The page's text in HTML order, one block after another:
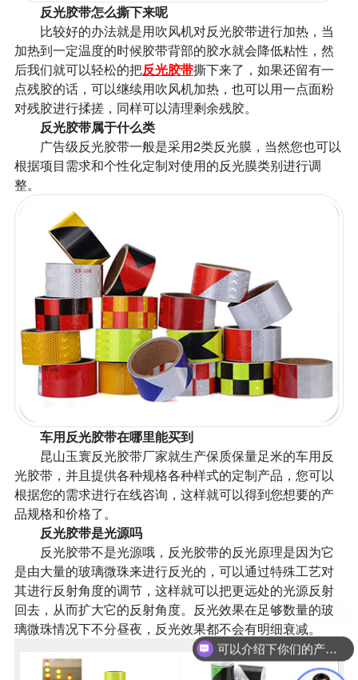
反光胶带怎么撕下来呢
比较好的办法就是用吹风机对反光胶带进行加热，当
加热到一定温度的时候胶带背部的胶水就会降低粘性，然
后我们就可以轻松的把反光胶带撕下来了，如果还留有一
点残胶的话，可以继续用吹风机加热，也可以用一点面粉
对残胶进行揉搓，同样可以清理剩余残胶。
反光胶带属于什么类
广告级反光胶带一般是采用2类反光膜，当然您也可以
根据项目需求和个性化定制对使用的反光膜类别进行调
整。
车用反光胶带在哪里能买到
昆山玉寰反光胶带厂家就生产保质保量足米的车用反
光胶带，并且提供各种规格各种样式的定制产品，您可以
根据您的需求进行在线咨询，这样就可以得到您想要的产
品规格和价格了。
反光胶带是光源吗
反光胶带不是光源哦，反光胶带的反光原理是因为它
是由大量的玻璃微珠来进行反光的，可以通过特殊工艺对
其进行反射角度的调节，这样就可以把更远处的光源反射
回去，从而扩大它的反射角度。反光效果在足够数量的玻
璃微珠情况下不分昼夜，反光效果都不会有明细衰减。
可以介绍下你们的产品么？